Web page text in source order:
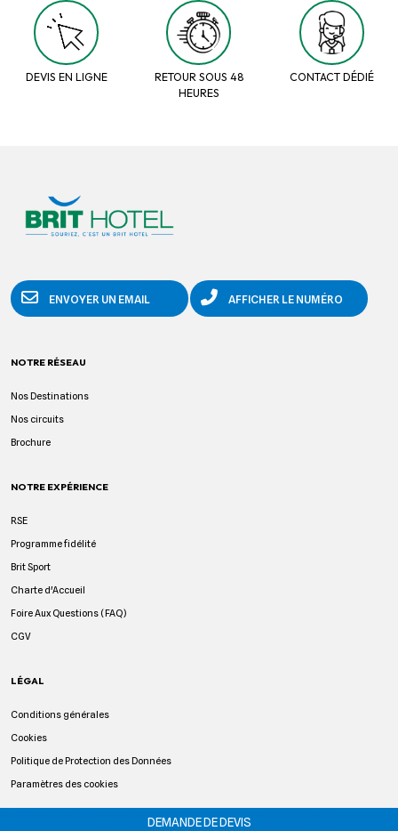
DEMANDE DE DEVIS
DEVIS EN LIGNE
RETOUR SOUS 48
HEURES
CONTACT DÉDIÉ
ENVOYER UN EMAIL AFFICHER LE NUMÉRO
NOTRE RÉSEAU
Nos Destinations
Nos circuits
Brochure
NOTRE EXPÉRIENCE
RSE
Programme fidélité
Brit Sport
Charte d'Accueil
Foire Aux Questions (FAQ)
CGV
LÉGAL
Conditions générales
Cookies
Politique de Protection des Données
Paramètres des cookies